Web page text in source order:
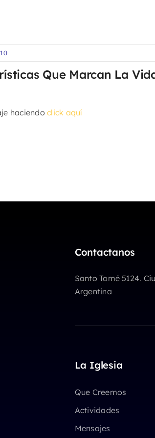
Que Marcan La
haciendoclick aquí
Contactanos
Santo Tomé 5124.
Argentina
La Iglesia
Que Creemos
Actividades
Mensajes